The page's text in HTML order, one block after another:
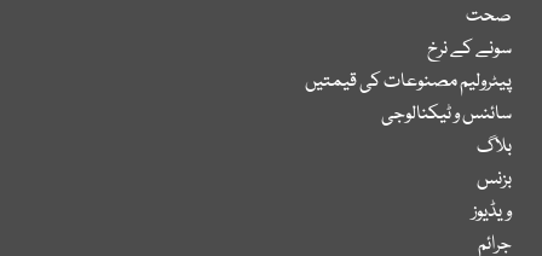
صحت
سونے کے نرخ
پیٹرولیم مصنوعات کی قیمتیں
سائنس و ٹیکنالوجی
بلاگ
بزنس
ویڈیوز
جرائم